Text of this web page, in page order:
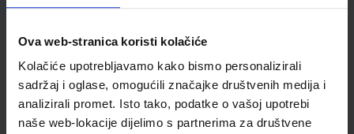
Ova web-stranica koristi kolačiće
Kolačiće upotrebljavamo kako bismo personalizirali
sadržaj i oglase, omogućili značajke društvenih medija i
analizirali promet. Isto tako, podatke o vašoj upotrebi
naše web-lokacije dijelimo s partnerima za društvene
Vrsta školske knjige
RADNA BILJEŽNICA
Vrsta škole
4 GIMNAZIJA+STRUKOVN
Nastavni predmet
NJEMAČKI JEZIK
Reg br min